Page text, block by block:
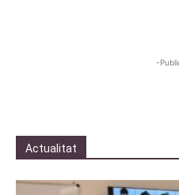
-
Actualitat